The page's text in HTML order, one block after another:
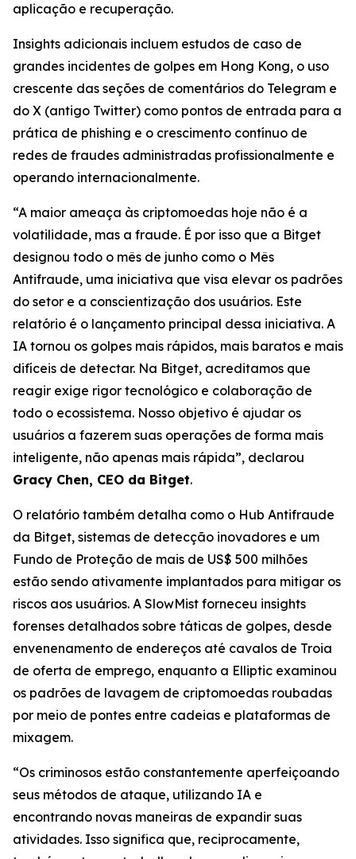
aplicação e recuperação.
Insights adicionais incluem estudos de caso de
grandes incidentes de golpes em Hong Kong, o uso
crescente das seções de comentários do Telegram e
do X (antigo Twitter) como pontos de entrada para a
prática de phishing e o crescimento contínuo de
redes de fraudes administradas profissionalmente e
operando internacionalmente.
“A maior ameaça às criptomoedas hoje não é a
volatilidade, mas a fraude. É por isso que a Bitget
designou todo o mês de junho como o Mês
Antifraude, uma iniciativa que visa elevar os padrões
do setor e a conscientização dos usuários. Este
relatório é o lançamento principal dessa iniciativa. A
IA tornou os golpes mais rápidos, mais baratos e mais
difíceis de detectar. Na Bitget, acreditamos que
reagir exige rigor tecnológico e colaboração de
todo o ecossistema. Nosso objetivo é ajudar os
usuários a fazerem suas operações de forma mais
inteligente, não apenas mais rápida”, declarou
Gracy Chen, CEO da Bitget.
O relatório também detalha como o Hub Antifraude
da Bitget, sistemas de detecção inovadores e um
Fundo de Proteção de mais de US$ 500 milhões
estão sendo ativamente implantados para mitigar os
riscos aos usuários. A SlowMist forneceu insights
forenses detalhados sobre táticas de golpes, desde
envenenamento de endereços até cavalos de Troia
de oferta de emprego, enquanto a Elliptic examinou
os padrões de lavagem de criptomoedas roubadas
por meio de pontes entre cadeias e plataformas de
mixagem.
“Os criminosos estão constantemente aperfeiçoando
seus métodos de ataque, utilizando IA e
encontrando novas maneiras de expandir suas
atividades. Isso significa que, reciprocamente,